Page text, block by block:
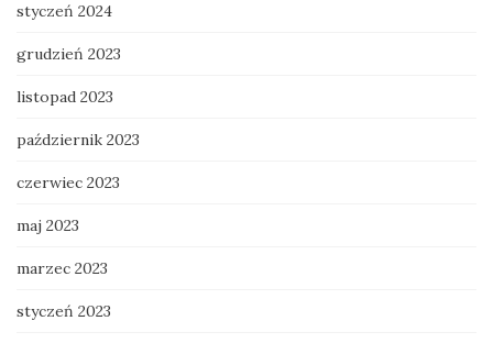
styczeń 2024
grudzień 2023
listopad 2023
październik 2023
czerwiec 2023
maj 2023
marzec 2023
styczeń 2023